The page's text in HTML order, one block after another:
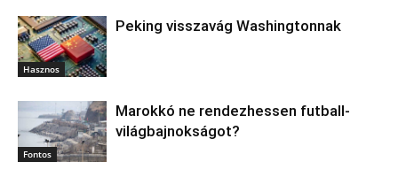
Hasznos
Peking visszavág Washingtonnak
Fontos
Marokkó ne rendezhessen futball-
világbajnokságot?